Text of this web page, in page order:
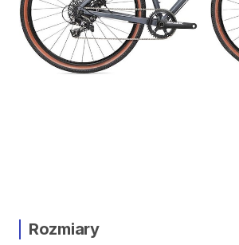
Rozmiary